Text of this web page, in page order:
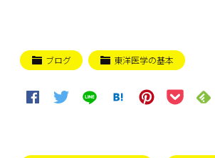
ブログ 東洋医学の基本